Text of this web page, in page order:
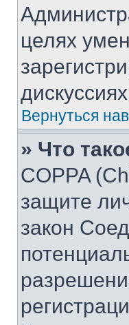
целях
Вернуться
» Что
COPPA
защите
закон